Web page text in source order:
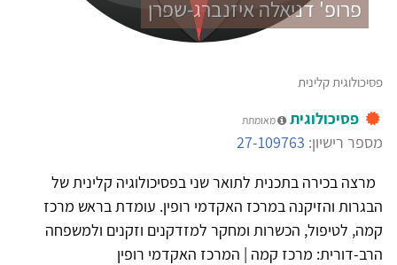
פרופ' דניאלה איזנברג-שפרן
פסיכולוגית קלינית
פסיכולוגית מאומתת
מספר רישיון: 27-109763
מרצה בכירה בתכנית לתואר שני בפסיכולוגיה קלינית של
הבגרות והזיקנה במרכז האקדמי רופין. עומדת בראש מרכז
קמה, לטיפול, הכשרות ומחקר למזדקנים וזקנים ולמשפחה
הרב-דורית: מרכז קמה | המרכז האקדמי רופין